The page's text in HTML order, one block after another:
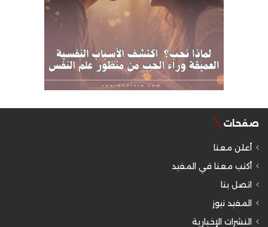
صفحات
أعلن معنا
أكتب معنا في المفيد
اتصل بنا
المفيد نيوز
النشرات الإخبارية